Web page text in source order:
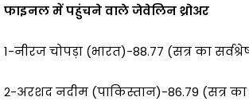
फाइनल में पहुंचने वाले जेवेलिन थ्रोअर
1-नीरज चोपड़ा (भारत)-88.77 (सत्र का
2-अरशद नदीम (पाकिस्तान)-86.79 (सत्र का